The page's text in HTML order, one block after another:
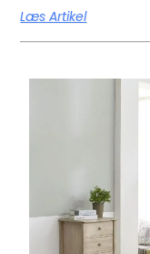
Læs Artikel